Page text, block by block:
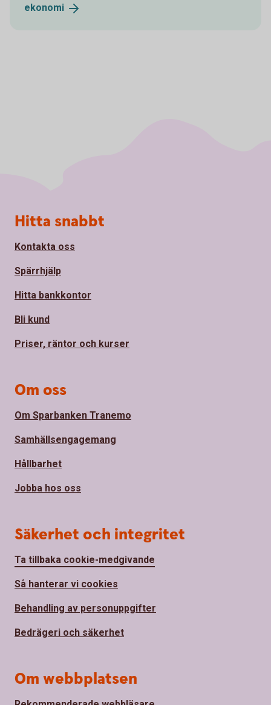
ekonomi
Sidfot
Hitta snabbt
Kontakta oss
Spärrhjälp
Hitta bankkontor
Bli kund
Priser, räntor och kurser
Om oss
Om Sparbanken Tranemo
Samhällsengagemang
Hållbarhet
Jobba hos oss
Säkerhet och integritet
Ta tillbaka cookie-medgivande
Så hanterar vi cookies
Behandling av personuppgifter
Bedrägeri och säkerhet
Om webbplatsen